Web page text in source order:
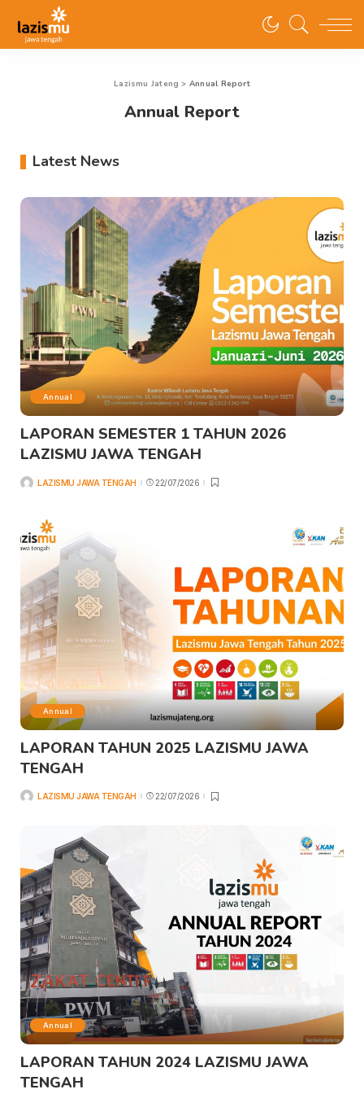
Lazismu Jateng > Annual Report
Annual Report
Latest News
Annual
LAPORAN SEMESTER 1 TAHUN 2026
LAZISMU JAWA TENGAH
LAZISMU JAWA TENGAH 22/07/2026
Annual
LAPORAN TAHUN 2025 LAZISMU JAWA
TENGAH
LAZISMU JAWA TENGAH 22/07/2026
Annual
LAPORAN TAHUN 2024 LAZISMU JAWA
TENGAH